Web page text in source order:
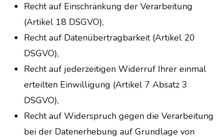
Recht auf Einschränkung der Verarbeitung
(Artikel 18 DSGVO),
Recht auf Datenübertragbarkeit (Artikel 20
DSGVO),
Recht auf jederzeitigen Widerruf Ihrer einmal
erteilten Einwilligung (Artikel 7 Absatz 3
DSGVO),
Recht auf Widerspruch gegen die Verarbeitung
bei der Datenerhebung auf Grundlage von